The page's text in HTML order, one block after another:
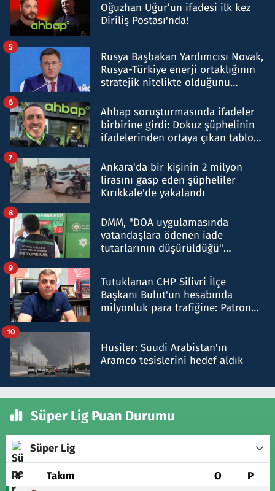
Oğuzhan Uğur’un ifadesi ilk kez
Diriliş Postası'nda!
Rusya Başbakan Yardımcısı Novak,
Rusya-Türkiye enerji ortaklığının
stratejik nitelikte olduğunu
5
Ahbap soruşturmasında ifadeler
birbirine girdi: Dokuz şüphelinin
ifadelerinden ortaya çıkan tablo
6
Ankara'da bir kişinin 2 milyon
lirasını gasp eden şüpheliler
Kırıkkale'de yakalandı
7
DMM, "DOA uygulamasında
vatandaşlara ödenen iade
tutarlarının düşürüldüğü"
8
Tutuklanan CHP Silivri İlçe
Başkanı Bulut'un hesabında
milyonluk para trafiğine: Patron
9
Husiler: Suudi Arabistan'ın
Aramco tesislerini hedef aldık
10
Süper Lig Puan Durumu
Süper Lig
# Takım O P